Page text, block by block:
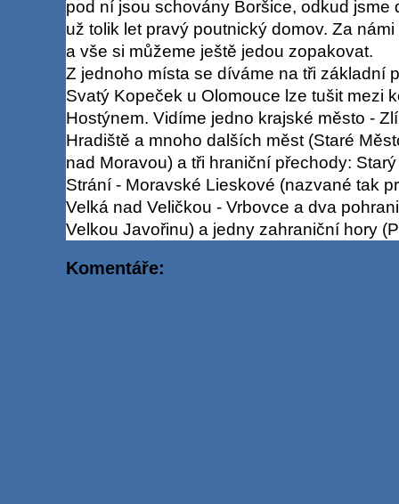
pod ní jsou schovány Boršice, odkud jsme
už tolik let pravý poutnický domov. Za
a vše si můžeme ještě jedou zopakovat.
Z jednoho místa se díváme na tři základní
Svatý Kopeček u Olomouce lze tušit mezi
Hostýnem. Vidíme jedno krajské město -
Hradiště a mnoho dalších měst (Staré
nad Moravou) a tři hraniční přechody:
Strání - Moravské Lieskové (nazvané tak
Velká nad Veličkou - Vrbovce a dva
Velkou Javořinu) a jedny zahraniční hory
Komentáře: